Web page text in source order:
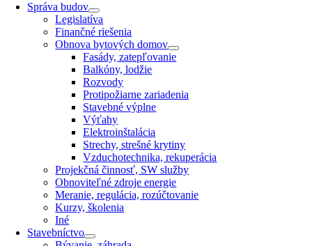
Správa budov
Legislatíva
Finančné riešenia
Obnova bytových domov
Fasády, zatepľovanie
Balkóny, lodžie
Rozvody
Protipožiarne zariadenia
Stavebné výplne
Výťahy
Elektroinštalácia
Strechy, strešné krytiny
Vzduchotechnika, rekuperácia
Projekčná činnosť, SW služby
Obnoviteľné zdroje energie
Meranie, regulácia, rozúčtovanie
Kurzy, školenia
Iné
Stavebníctvo